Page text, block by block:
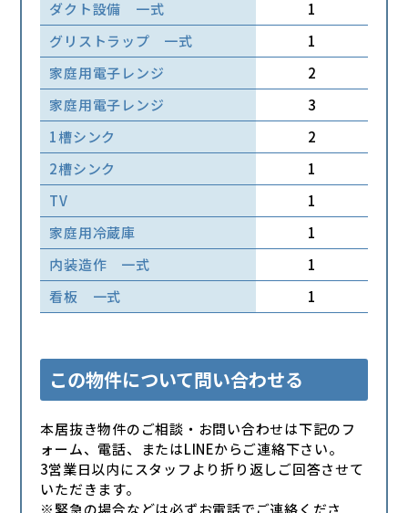
ダクト設備 一式
1
グリストラップ 一式
1
家庭用電子レンジ
2
家庭用電子レンジ
3
1槽シンク
2
2槽シンク
1
TV
1
家庭用冷蔵庫
1
内装造作 一式
1
看板 一式
1
この物件について問い合わせる
本居抜き物件のご相談・お問い合わせは下記のフ
ォーム、電話、またはLINEからご連絡下さい。
3営業日以内にスタッフより折り返しご回答させて
いただきます。
※緊急の場合などは必ずお電話でご連絡くださ